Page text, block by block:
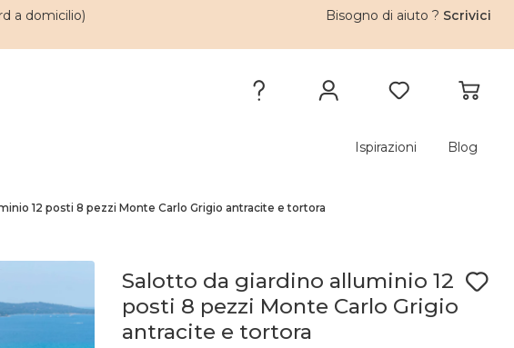
a domicilio)
Bisogno di aiuto ? Scrivici
Ispirazioni Blog
12 posti 8 pezzi Monte Carlo Grigio antracite e tortora
Salotto da giardino alluminio 12
posti 8 pezzi Monte Carlo Grigio
antracite e tortora